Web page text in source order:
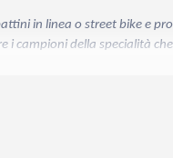
in linea o street bike e
i campioni della specialità che